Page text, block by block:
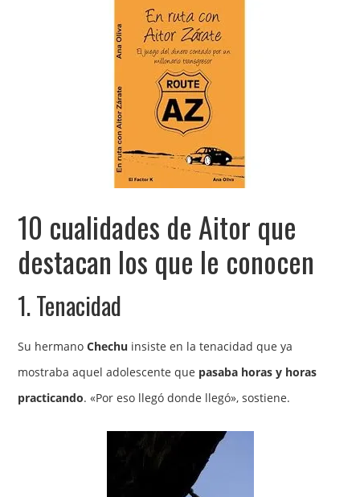
10 cualidades de Aitor que
destacan los que le conocen
1. Tenacidad
Su hermanoChechu insiste en la tenacidad que ya
mostraba aquel adolescente que pasaba horas y horas
practicando. «Por eso llegó donde llegó», sostiene.